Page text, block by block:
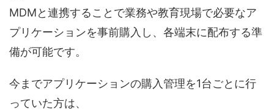
MDMと連携することで業務や教育現場で必要なア
プリケーションを事前購入し、各端末に配布する準
備が可能です。
今までアプリケーションの購入管理を1台ごとに行
っていた方は、